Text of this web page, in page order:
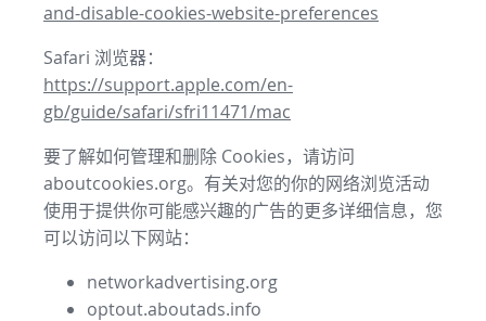
and-disable-cookies-website-preferences
Safari 浏览器：
https://support.apple.com/en-
gb/guide/safari/sfri11471/mac
要了解如何管理和删除 Cookies，请访问
aboutcookies.org。有关对您的你的网络浏览活动
使用于提供你可能感兴趣的广告的更多详细信息，您
可以访问以下网站：
networkadvertising.org
optout.aboutads.info